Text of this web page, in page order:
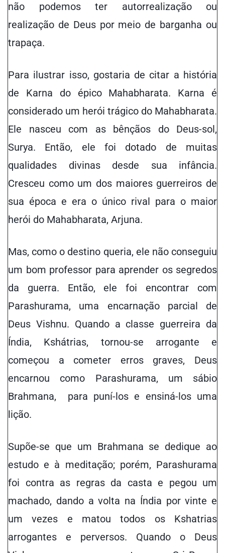
não podemos ter autorrealização ou
realização de Deus por meio de barganha ou
trapaça.
Para ilustrar isso, gostaria de citar a história
de Karna do épico Mahabharata. Karna é
considerado um herói trágico do Mahabharata.
Ele nasceu com as bênçãos do Deus-sol,
Surya. Então, ele foi dotado de muitas
qualidades divinas desde sua infância.
Cresceu como um dos maiores guerreiros de
sua época e era o único rival para o maior
herói do Mahabharata, Arjuna.
Mas, como o destino queria, ele não conseguiu
um bom professor para aprender os segredos
da guerra. Então, ele foi encontrar com
Parashurama, uma encarnação parcial de
Deus Vishnu. Quando a classe guerreira da
Índia, Kshátrias, tornou-se arrogante e
começou a cometer erros graves, Deus
encarnou como Parashurama, um sábio
Brahmana, para puní-los e ensiná-los uma
lição.
Supõe-se que um Brahmana se dedique ao
estudo e à meditação; porém, Parashurama
foi contra as regras da casta e pegou um
machado, dando a volta na Índia por vinte e
um vezes e matou todos os Kshatrias
arrogantes e perversos. Quando o Deus